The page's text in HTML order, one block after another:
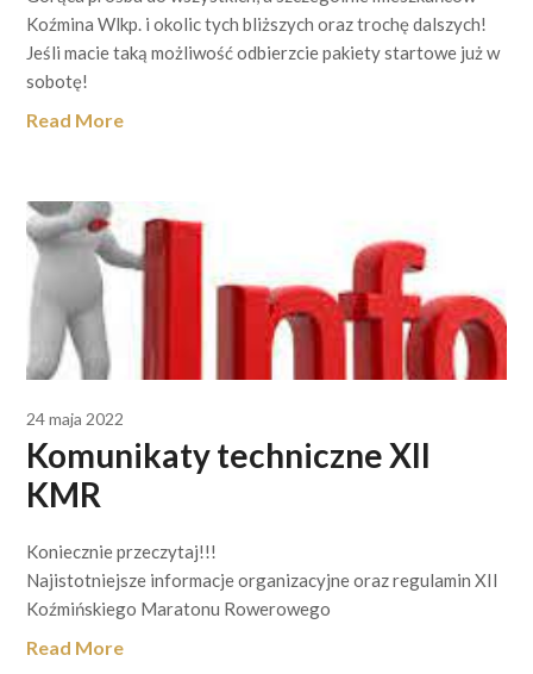
Koźmina Wlkp. i okolic tych bliższych oraz trochę dalszych!
Jeśli macie taką możliwość odbierzcie pakiety startowe już w
sobotę!
Read More
24 maja 2022
Komunikaty techniczne XII
KMR
Koniecznie przeczytaj!!!
Najistotniejsze informacje organizacyjne oraz regulamin XII
Koźmińskiego Maratonu Rowerowego
Read More